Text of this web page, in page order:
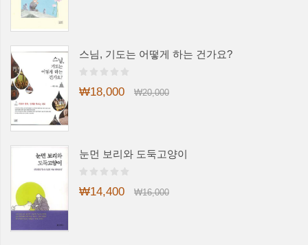
스님, 기도는 어떻게 하는 건가요?
₩18,000 ₩20,000
눈먼 보리와 도둑고양이
₩14,400 ₩16,000